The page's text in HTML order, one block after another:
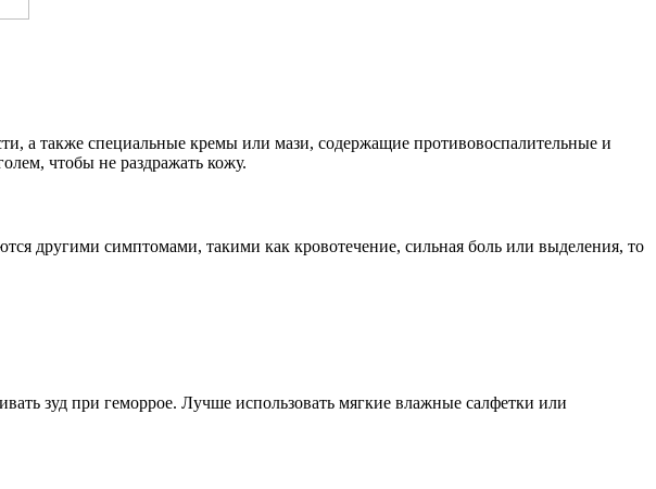
а также специальные кремы или мази, содержащие противовоспалительные и
чтобы не раздражать кожу.
другими симптомами, такими как кровотечение, сильная боль или выделения, то
зуд при геморрое. Лучше использовать мягкие влажные салфетки или